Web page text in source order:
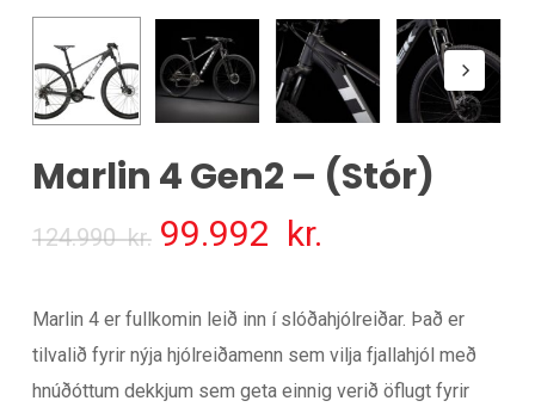
Marlin 4 Gen2 – (Stór)
124.990kr. Upphaflegt
var:
124.990
kr.
99.992 kr.
er:
99.992
kr.
Marlin 4 er fullkomin leið inn í slóðahjólreiðar. Það er
tilvalið fyrir nýja hjólreiðamenn sem vilja fjallahjól með
hnúðóttum dekkjum sem geta einnig verið öflugt fyrir